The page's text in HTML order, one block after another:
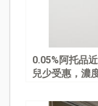
0.05%阿托品
兒少受惠，濃